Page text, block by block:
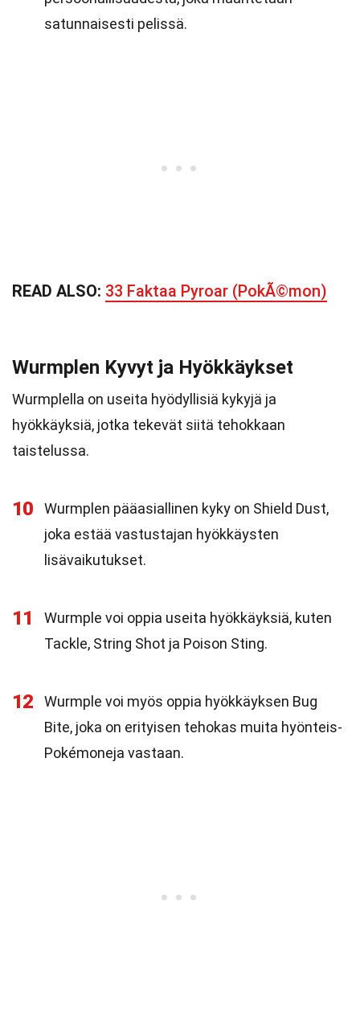
satunnaisesti pelissä.
READ ALSO: 33 Faktaa Pyroar (PokÃ©mon)
Wurmplen Kyvyt ja Hyökkäykset
Wurmplella on useita hyödyllisiä kykyjä ja
hyökkäyksiä, jotka tekevät siitä tehokkaan
taistelussa.
10
Wurmplen pääasiallinen kyky on Shield Dust,
joka estää vastustajan hyökkäysten
lisävaikutukset.
11
Wurmple voi oppia useita hyökkäyksiä, kuten
Tackle, String Shot ja Poison Sting.
12
Wurmple voi myös oppia hyökkäyksen Bug
Bite, joka on erityisen tehokas muita hyönteis-
Pokémoneja vastaan.